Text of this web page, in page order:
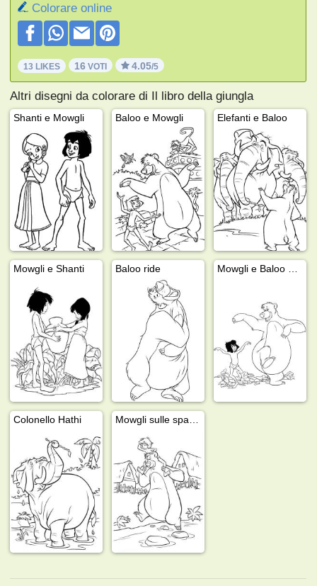
Colorare online
13 LIKES 16 VOTI 4.05/5
Altri disegni da colorare di Il libro della giungla
Shanti e Mowgli Baloo e Mowgli Elefanti e Baloo
Mowgli e Shanti Baloo ride
Colonello Hathi